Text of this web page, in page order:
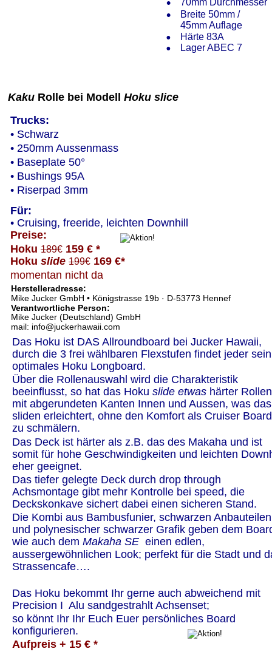
Herstelleradresse:
Mike Jucker GmbH • Königstrasse 19b · D-53773 Hennef
Verantwortliche Person:
Mike Jucker (Deutschland) GmbH
mail: info@juckerhawaii.com
Trucks:
• Schwarz
• 250mm Aussenmass
• Baseplate 50°
• Bushings 95A
• Riserpad 3mm
Für:
• Cruising, freeride, leichten Downhill
Preise:
Hoku 189€ 159 € *
Hoku slide 199€ 169 €*
momentan nicht da
Das Hoku ist DAS Allroundboard bei Jucker Hawaii,
durch die 3 frei wählbaren Flexstufen findet jeder
optimales Hoku Longboard.
Über die Rollenauswahl wird die Charakteristik
beeinflusst, so hat das Hoku slide etwas härter
mit abgerundeten Kanten Innen und Aussen, was
sliden erleichtert, ohne den Komfort als Cruiser
zu schmälern.
Das Deck ist härter als z.B. das des Makaha und ist
somit für hohe Geschwindigkeiten und leichten
eher geeignet.
Das tiefer gelegte Deck durch drop through
Achsmontage gibt mehr Kontrolle bei speed, die
Deckskonkave sichert dabei einen sicheren Stand.
Die Kombi aus Bambusfunier, schwarzen
und polynesischer schwarzer Grafik geben dem
wie auch dem Makaha SE
  einen edlen,
aussergewöhnlichen Look; perfekt für die Stadt und
Strassencafe….
Das Hoku bekommt Ihr gerne auch abweichend mit
Precision I  Alu sandgestrahlt Achsenset;
so könnt Ihr Ihr Euch Euer persönliches Board
konfigurieren.
Aufpreis + 15 € *
•
•
Breite 50mm /
45mm Auflage
• Härte 83A
• Lager ABEC 7
Kaku Rolle bei Modell Hoku slice